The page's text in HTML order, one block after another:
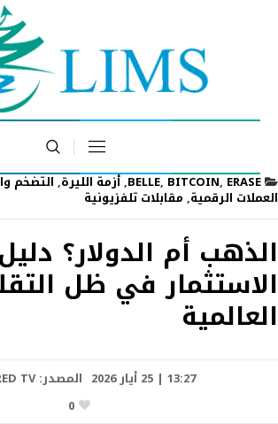
BELLE,BITCOIN,ERASE
,أزمة الليرة,التضخم
العملات الرقمية, مقابلات تلفزيونية
الذهب أم الدولار؟ دليل
الاستثمار في ظل
العالمية
13:27 | 25 أيار 2026 المصدر:TV
0